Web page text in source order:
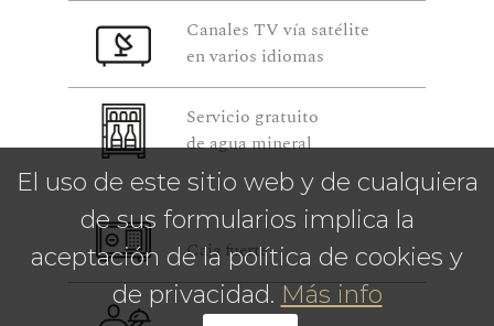
Canales TV vía satélite
en varios idiomas
Servicio gratuito
de agua mineral
Caja fuerte
El uso de este sitio web y de cualquiera
de sus formularios implica la
aceptación de la política de cookies y
de privacidad. Más info